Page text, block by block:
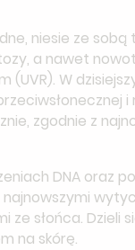
niesie ze sobą
a nawet
W
zgodnie z
DNA oraz
słońca. Dzieli
na skórę.